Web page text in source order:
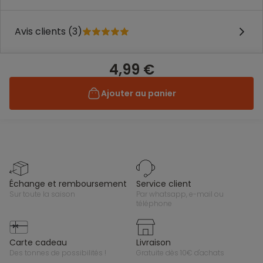
Avis clients (3)
4,99 €
Ajouter au panier
échange et remboursement
sur toute la saison
service client
par whatsapp, e-mail ou
téléphone
carte cadeau
des tonnes de possibilités !
livraison
gratuite dès 10€ d'achats